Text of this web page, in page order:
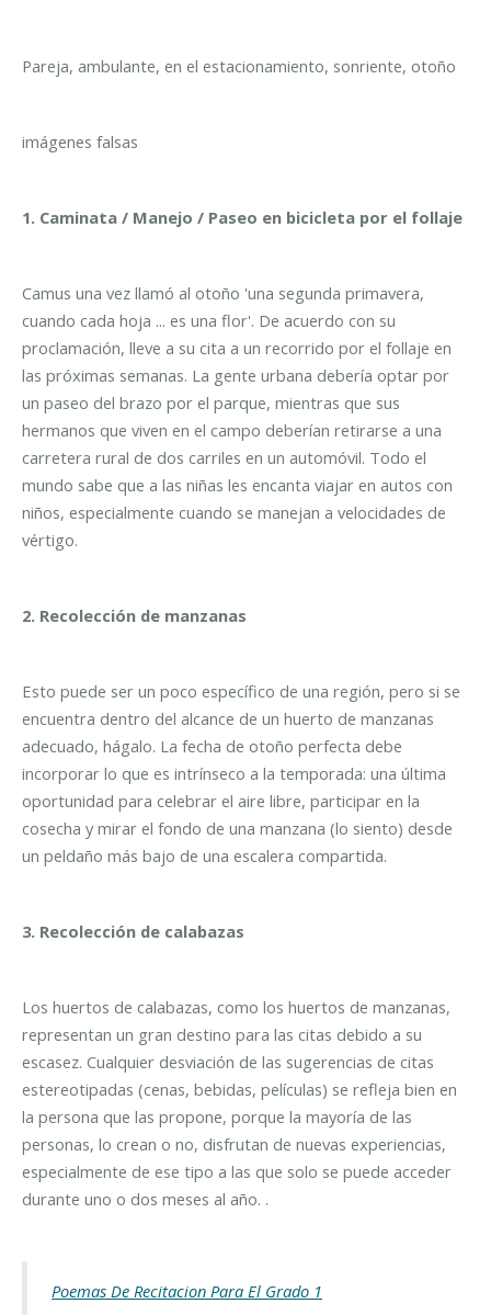
Pareja, ambulante, en el estacionamiento, sonriente, otoño
imágenes falsas
1. Caminata / Manejo / Paseo en bicicleta por el follaje
Camus una vez llamó al otoño 'una segunda primavera,
cuando cada hoja ... es una flor'. De acuerdo con su
proclamación, lleve a su cita a un recorrido por el follaje en
las próximas semanas. La gente urbana debería optar por
un paseo del brazo por el parque, mientras que sus
hermanos que viven en el campo deberían retirarse a una
carretera rural de dos carriles en un automóvil. Todo el
mundo sabe que a las niñas les encanta viajar en autos con
niños, especialmente cuando se manejan a velocidades de
vértigo.
2. Recolección de manzanas
Esto puede ser un poco específico de una región, pero si se
encuentra dentro del alcance de un huerto de manzanas
adecuado, hágalo. La fecha de otoño perfecta debe
incorporar lo que es intrínseco a la temporada: una última
oportunidad para celebrar el aire libre, participar en la
cosecha y mirar el fondo de una manzana (lo siento) desde
un peldaño más bajo de una escalera compartida.
3. Recolección de calabazas
Los huertos de calabazas, como los huertos de manzanas,
representan un gran destino para las citas debido a su
escasez. Cualquier desviación de las sugerencias de citas
estereotipadas (cenas, bebidas, películas) se refleja bien en
la persona que las propone, porque la mayoría de las
personas, lo crean o no, disfrutan de nuevas experiencias,
especialmente de ese tipo a las que solo se puede acceder
durante uno o dos meses al año. .
Poemas De Recitacion Para El Grado 1